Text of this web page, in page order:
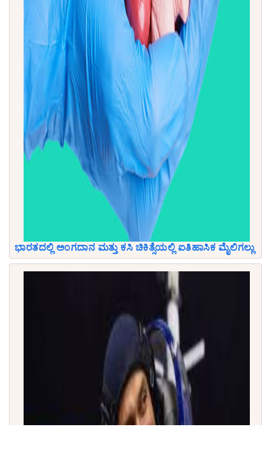
ಭಾರತದಲ್ಲಿ ಅಂಗದಾನ ಮತ್ತು ಕಸಿ ಚಿಕಿತ್ಸೆಯಲ್ಲಿ ಐತಿಹಾಸಿಕ ಮೈಲಿಗಲ್ಲು